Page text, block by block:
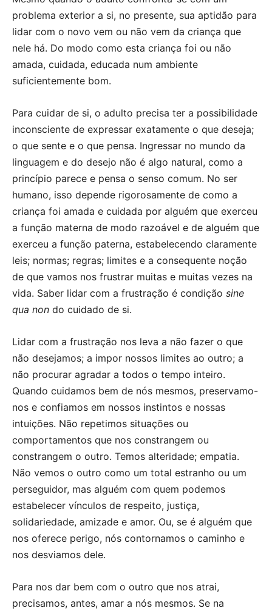
problema exterior a si, no presente, sua aptidão para
lidar com o novo vem ou não vem da criança que
nele há. Do modo como esta criança foi ou não
amada, cuidada, educada num ambiente
suficientemente bom.
Para cuidar de si, o adulto precisa ter a possibilidade
inconsciente de expressar exatamente o que deseja;
o que sente e o que pensa. Ingressar no mundo da
linguagem e do desejo não é algo natural, como a
princípio parece e pensa o senso comum. No ser
humano, isso depende rigorosamente de como a
criança foi amada e cuidada por alguém que exerceu
a função materna de modo razoável e de alguém que
exerceu a função paterna, estabelecendo claramente
leis; normas; regras; limites e a consequente noção
de que vamos nos frustrar muitas e muitas vezes na
vida. Saber lidar com a frustração é condição sine
qua non do cuidado de si.
Lidar com a frustração nos leva a não fazer o que
não desejamos; a impor nossos limites ao outro; a
não procurar agradar a todos o tempo inteiro.
Quando cuidamos bem de nós mesmos, preservamo-
nos e confiamos em nossos instintos e nossas
intuições. Não repetimos situações ou
comportamentos que nos constrangem ou
constrangem o outro. Temos alteridade; empatia.
Não vemos o outro como um total estranho ou um
perseguidor, mas alguém com quem podemos
estabelecer vínculos de respeito, justiça,
solidariedade, amizade e amor. Ou, se é alguém que
nos oferece perigo, nós contornamos o caminho e
nos desviamos dele.
Para nos dar bem com o outro que nos atrai,
precisamos, antes, amar a nós mesmos. Se na